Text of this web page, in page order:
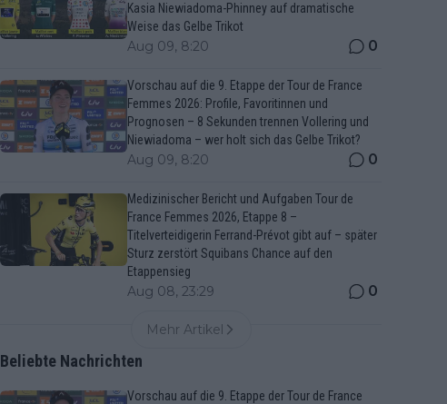
Kasia Niewiadoma-Phinney auf dramatische
Weise das Gelbe Trikot
Aug 09, 8:20 0
Vorschau auf die 9. Etappe der Tour de France
Femmes 2026: Profile, Favoritinnen und
Prognosen – 8 Sekunden trennen Vollering und
Niewiadoma – wer holt sich das Gelbe Trikot?
Aug 09, 8:20 0
Medizinischer Bericht und Aufgaben Tour de
France Femmes 2026, Etappe 8 –
Titelverteidigerin Ferrand-Prévot gibt auf – später
Sturz zerstört Squibans Chance auf den
Etappensieg
Aug 08, 23:29 0
Mehr Artikel
Beliebte Nachrichten
Vorschau auf die 9. Etappe der Tour de France